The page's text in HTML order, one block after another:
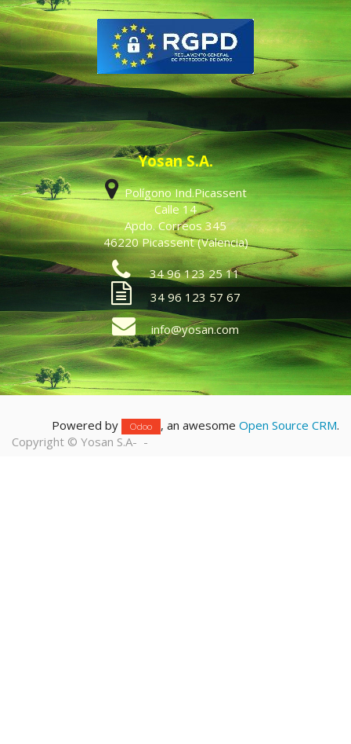
Yosan S.A.
Polígono Ind.Picassent
Calle 14
Apdo. Correos 345
46220 Picassent (Valencia)
34 96 123 25 11
34 96 123 57 67
info@yosan.com
Powered by Odoo , an awesome Open Source CRM.
Copyright © Yosan S.A- -